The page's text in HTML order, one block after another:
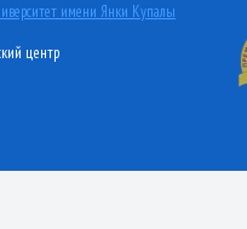
имени Янки Купалы
центр